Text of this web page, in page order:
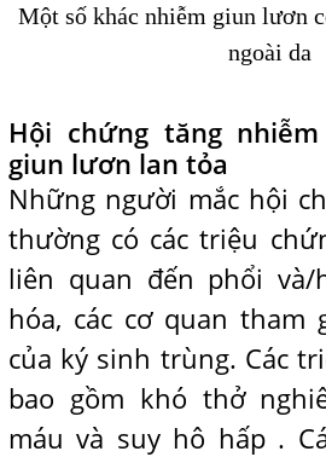
Một số khác nhiễm giun lươn
ngoài da
Hội chứng tăng
giun lươn lan tỏa
Những người mắc hội
thường có các triệu
liên quan đến phổi và/
hóa, các cơ quan tham
của ký sinh trùng. Các
bao gồm khó thở
máu và suy hô hấp .